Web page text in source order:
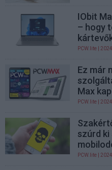
IObit
– hogy
PCW.lite |
Ez már
Max
PCW.lite |
szúrd
PCW.lite |